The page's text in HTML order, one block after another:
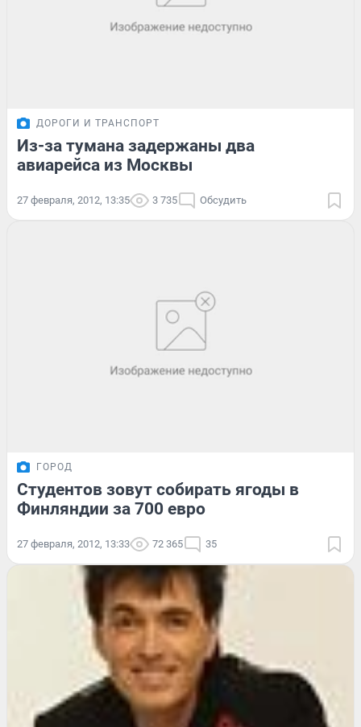
ДОРОГИ И ТРАНСПОРТ
Из-за тумана задержаны два
авиарейса из Москвы
27 февраля, 2012, 13:35 3 735 Обсудить
ГОРОД
Студентов зовут собирать ягоды в
Финляндии за 700 евро
27 февраля, 2012, 13:33 72 365 35